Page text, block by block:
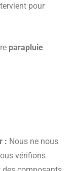
pour
parapluie
: Nous ne nous
vérifions